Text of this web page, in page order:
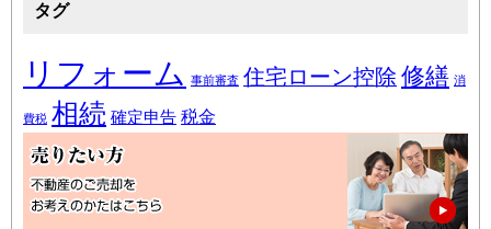
タグ
リフォーム 事前審査 住宅ローン控除 修繕 消
費税 相続 確定申告 税金